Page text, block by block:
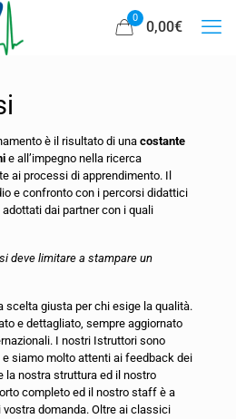
0
0,00€
è il risultato di una costante
e all’impegno nella ricerca
ai processi di apprendimento. Il
e confronto con i percorsi didattici
dai partner con i quali
deve limitare a stampare un
scelta giusta per chi esige la qualità.
e dettagliato, sempre aggiornato
I nostri Istruttori sono
siamo molto attenti ai feedback dei
la nostra struttura ed il nostro
completo ed il nostro staff è a
domanda. Oltre ai classici